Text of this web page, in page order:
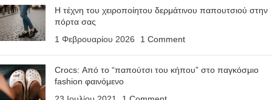
Η τέχνη του χειροποίητου δερμάτινου παπουτσιού στην
πόρτα σας
1 Φεβρουαρίου 2026
1 Comment
Crocs: Από το “παπούτσι του κήπου” στο παγκόσμιο
fashion φαινόμενο